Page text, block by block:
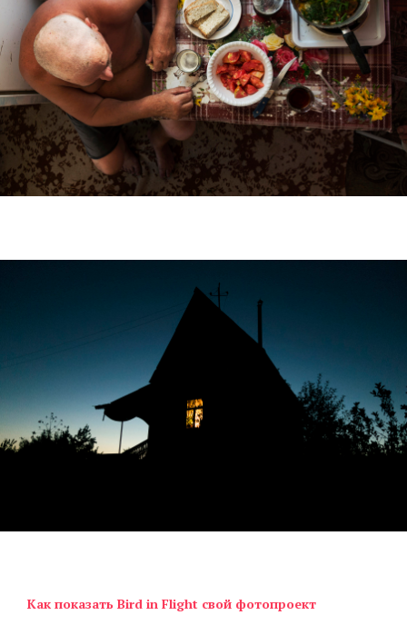
Как показать Bird in Flight свой фотопроект